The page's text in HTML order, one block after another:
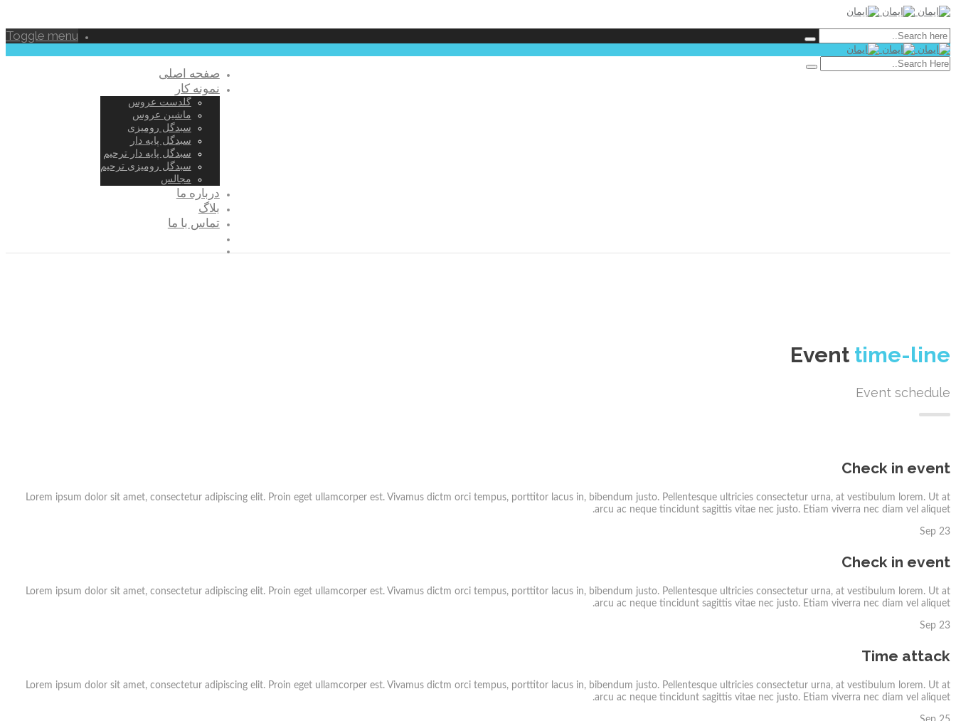
Toggle menu
صفحه اصلی
نمونه کار
گلدست عروس
ماشین عروس
سبدگل رومیزی
سبدگل پایه دار
سبدگل پایه دار ترحیم
سبدگل رومیزی ترحیم
مجالس
درباره ما
بلاگ
تماس با ما
Event time-line
Event schedule
Check in event
Lorem ipsum dolor sit amet, consectetur adipiscing elit. Proin eget ullamcorper est. Vivamus dictm orci tempus, porttitor lacus in, bibendum justo. Pellentesque ultricies consectetur urna, at vestibulum lorem. Ut at
arcu ac neque tincidunt sagittis vitae nec justo. Etiam viverra nec diam vel aliquet.
Sep 23
Check in event
Lorem ipsum dolor sit amet, consectetur adipiscing elit. Proin eget ullamcorper est. Vivamus dictm orci tempus, porttitor lacus in, bibendum justo. Pellentesque ultricies consectetur urna, at vestibulum lorem. Ut at
arcu ac neque tincidunt sagittis vitae nec justo. Etiam viverra nec diam vel aliquet.
Sep 23
Time attack
Lorem ipsum dolor sit amet, consectetur adipiscing elit. Proin eget ullamcorper est. Vivamus dictm orci tempus, porttitor lacus in, bibendum justo. Pellentesque ultricies consectetur urna, at vestibulum lorem. Ut at
arcu ac neque tincidunt sagittis vitae nec justo. Etiam viverra nec diam vel aliquet.